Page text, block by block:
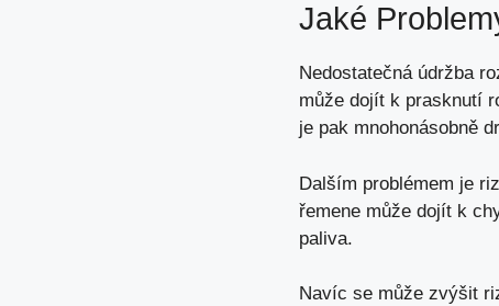
Jaké
Nedostatečná údržba
může dojít k prasknutí
je pak mnohonásobně
Dalším problémem je
řemene může dojít k
paliva.
Navíc se může zvýšit